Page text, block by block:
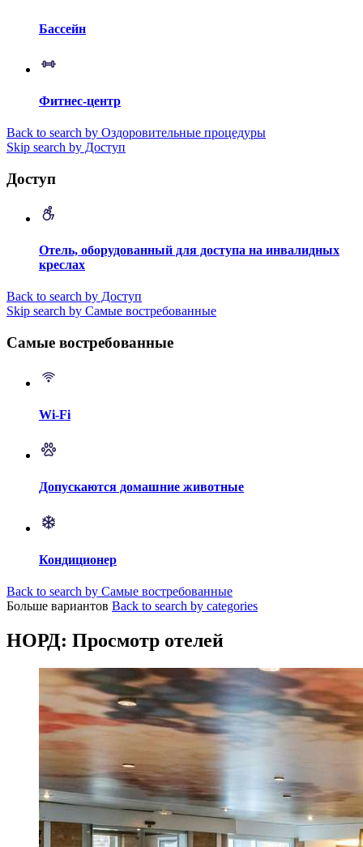
Бассейн
Фитнес-центр
Back to search by Оздоровительные процедуры
Skip search by Доступ
Доступ
Отель, оборудованный для доступа на инвалидных
креслах
Back to search by Доступ
Skip search by Самые востребованные
Самые востребованные
Wi-Fi
Допускаются домашние животные
Кондиционер
Back to search by Самые востребованные
Больше вариантов Back to search by categories
НОРД: Просмотр отелей